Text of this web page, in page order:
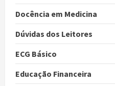
Docência em Medicina
Dúvidas dos Leitores
ECG Básico
Educação Financeira